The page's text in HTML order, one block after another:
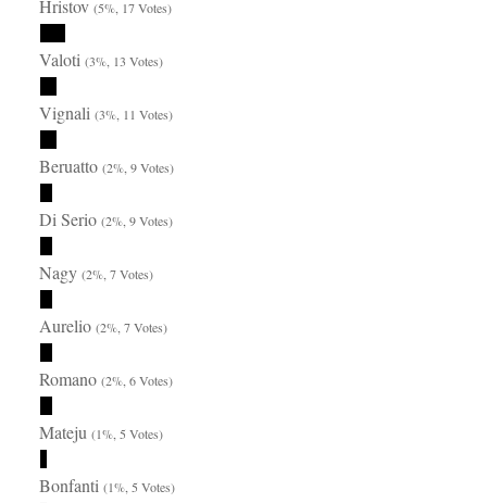
Hristov(5%, 17 Votes)
Valoti(3%, 13 Votes)
Vignali(3%, 11 Votes)
Beruatto(2%, 9 Votes)
Di Serio(2%, 9 Votes)
Nagy(2%, 7 Votes)
Aurelio(2%, 7 Votes)
Romano(2%, 6 Votes)
Mateju(1%, 5 Votes)
Bonfanti(1%, 5 Votes)